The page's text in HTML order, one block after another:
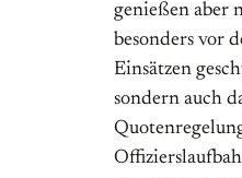
genießen aber
besonders vor
Einsätzen
sondern auch